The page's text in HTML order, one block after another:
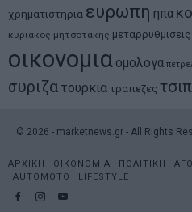
χρηματιστηρια ευρωπη ηπα
κυριακος μητσοτακης μεταρρυθμισεις
οικονομια ομολογα
συριζα τουρκια τραπεζες
© 2026 - marketnews.gr - All Rights
ΑΡΧΙΚΗ ΟΙΚΟΝΟΜΙΑ ΠΟΛΙΤΙΚΗ
AUTOMOTO
LIFESTYLE